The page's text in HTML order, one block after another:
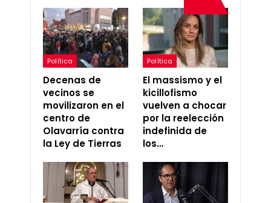
Política
Decenas de
vecinos se
movilizaron en el
centro de
Olavarría contra
la Ley de Tierras
Política
El massismo y el
kicillofismo
vuelven a chocar
por la reelección
indefinida de
los…